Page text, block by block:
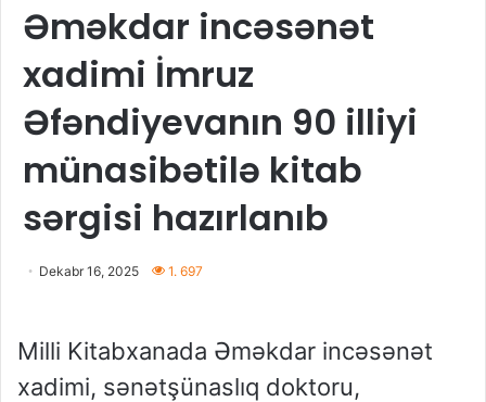
Əməkdar incəsənət
xadimi İmruz
Əfəndiyevanın 90 illiyi
münasibətilə kitab
sərgisi hazırlanıb
Dekabr 16, 2025 1. 697
Milli Kitabxanada Əməkdar incəsənət
xadimi, sənətşünaslıq doktoru,